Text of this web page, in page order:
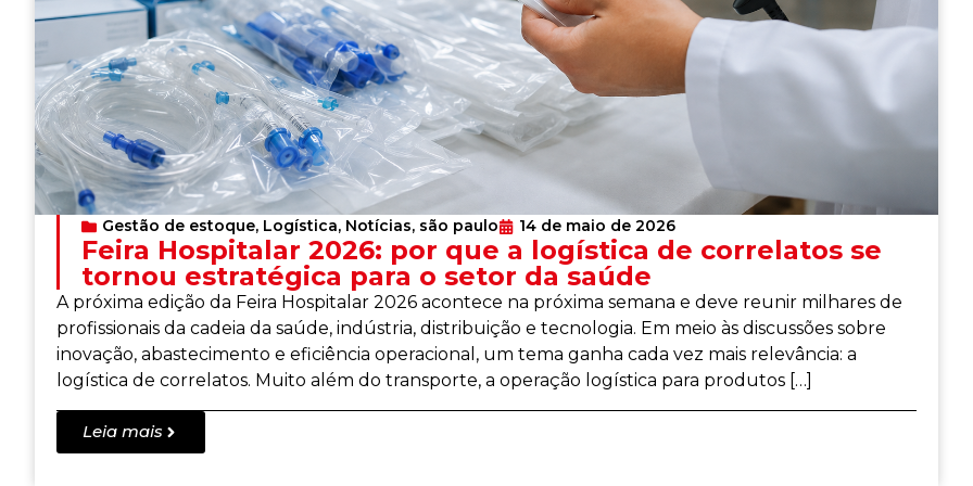
Gestão de estoque, Logística, Notícias, são paulo 14 de maio de 2026
Feira Hospitalar 2026: por que a logística de correlatos se
tornou estratégica para o setor da saúde
A próxima edição da Feira Hospitalar 2026 acontece na próxima semana e deve reunir milhares de
profissionais da cadeia da saúde, indústria, distribuição e tecnologia. Em meio às discussões sobre
inovação, abastecimento e eficiência operacional, um tema ganha cada vez mais relevância: a
logística de correlatos. Muito além do transporte, a operação logística para produtos […]
Leia mais